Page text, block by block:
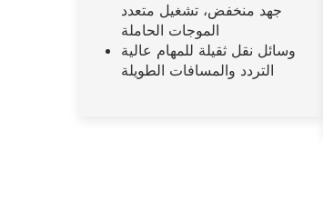
جهد منخفض، تشغيل متعدد
الموجات الحاملة
وسائل نقل ثقيلة للمهام عالية
التردد والمسافات الطويلة